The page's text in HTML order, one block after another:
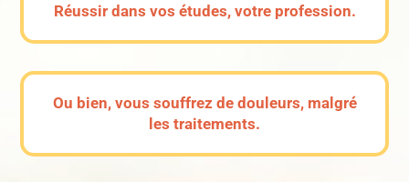
Réussir dans vos études, votre profession.
Ou bien, vous souffrez de douleurs, malgré
les traitements.